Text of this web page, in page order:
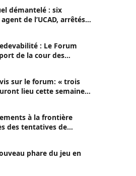
démantelé : six
de l’UCAD, arrêtés à
avoir propagé le
: Le Forum
de la cour des
sur le forum: « trois
lieu cette semaine à
à la frontière
des tentatives de
phare du jeu en